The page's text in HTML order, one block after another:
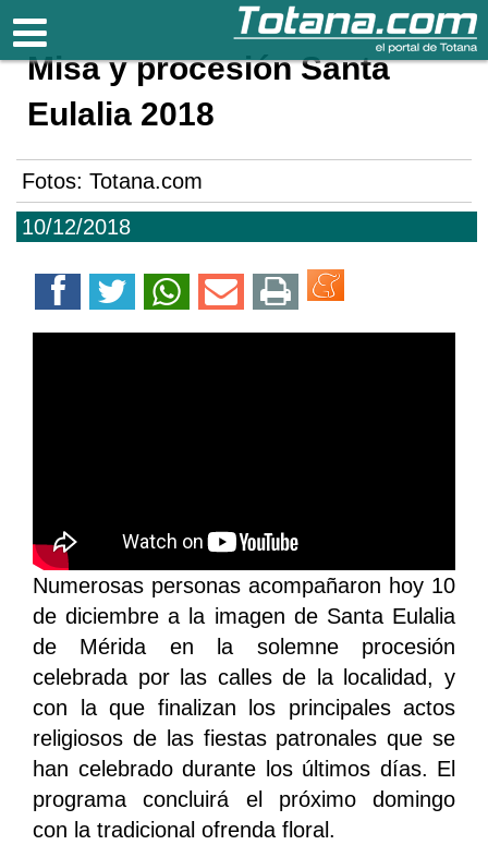
Totana.com
10/12/2018
Misa y procesión Santa
Eulalia 2018
Fotos: Totana.com
Numerosas personas acompañaron hoy 10
de diciembre a la imagen de Santa Eulalia
de Mérida en la solemne procesión
celebrada por las calles de la localidad, y
con la que finalizan los principales actos
religiosos de las fiestas patronales que se
han celebrado durante los últimos días. El
programa concluirá el próximo domingo
con la tradicional ofrenda floral.